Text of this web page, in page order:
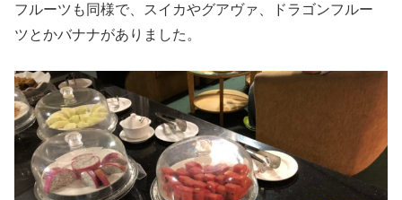
フルーツも同様で、スイカやグアヴァ、ドラゴンフルー
ツとかバナナがありました。